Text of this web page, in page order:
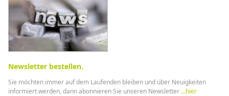
Newsletter bestellen.
Sie möchten immer auf dem Laufenden bleiben und über Neuigkeiten
informiert werden, dann abonnieren Sie unseren Newsletter ...hier